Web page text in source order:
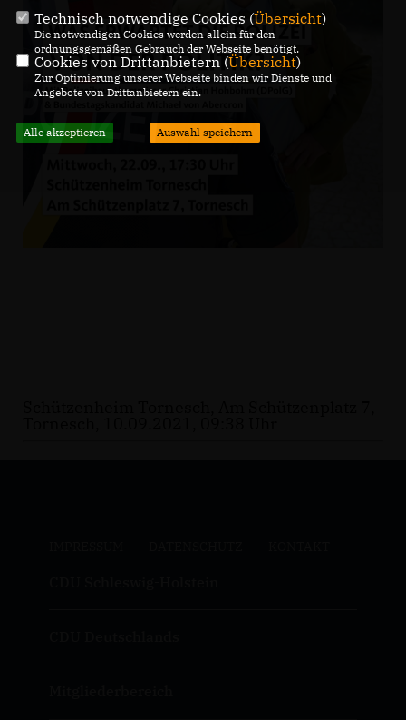
Technisch notwendige Cookies (Übersicht)
Die notwendigen Cookies werden allein für den
ordnungsgemäßen Gebrauch der Webseite benötigt.
Cookies von Drittanbietern (Übersicht)
Zur Optimierung unserer Webseite binden wir Dienste und
Angebote von Drittanbietern ein.
Alle akzeptieren Auswahl speichern